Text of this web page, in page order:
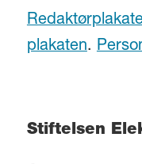
plakaten.
Stiftelsen